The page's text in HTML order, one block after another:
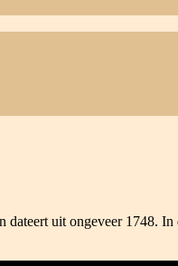
dateert uit ongeveer 1748. In